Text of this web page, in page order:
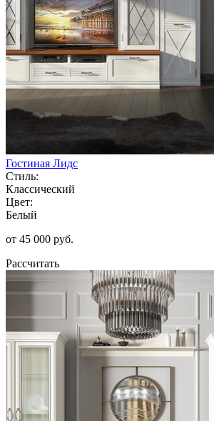
Гостиная Лидс
Стиль:
Классический
Цвет:
Белый
от 45 000 руб.
Рассчитать